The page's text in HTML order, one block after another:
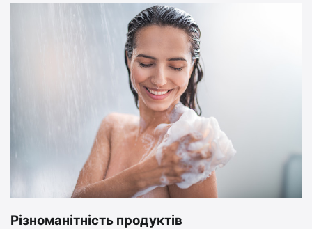
Різноманітність продуктів